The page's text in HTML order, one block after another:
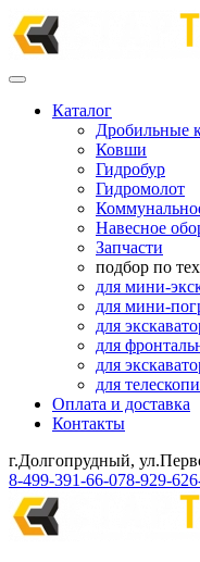
Каталог
Дробильные
Ковши
Гидробур
Гидромолот
Навесное
Запчасти
подбор по
для мини-
для мини-
для
для
для
для
Оплата и доставка
Контакты
г.Долгопрудный,
8-499-391-66-078-929-